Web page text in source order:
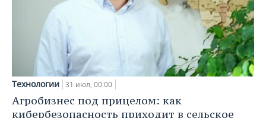
Технологии 31 июл, 00:00
Агробизнес под прицелом: как
кибербезопасность приходит в сельское